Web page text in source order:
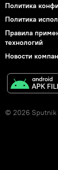
Политика
Политика
Правила
технологий
Новости
© 2026 Sputnik